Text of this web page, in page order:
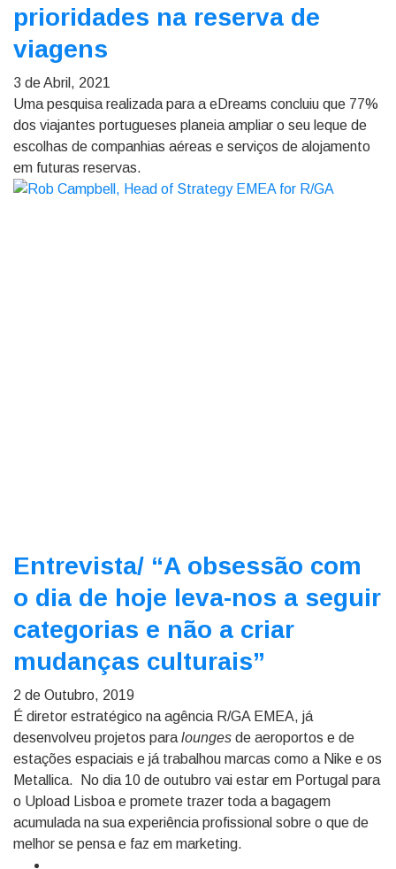
prioridades na reserva de
viagens
3 de Abril, 2021
Uma pesquisa realizada para a eDreams concluiu que 77%
dos viajantes portugueses planeia ampliar o seu leque de
escolhas de companhias aéreas e serviços de alojamento
em futuras reservas.
Entrevista/ “A obsessão com
o dia de hoje leva-nos a seguir
categorias e não a criar
mudanças culturais”
2 de Outubro, 2019
É diretor estratégico na agência R/GA EMEA, já
desenvolveu projetos para lounges de aeroportos e de
estações espaciais e já trabalhou marcas como a Nike e os
Metallica. No dia 10 de outubro vai estar em Portugal para
o Upload Lisboa e promete trazer toda a bagagem
acumulada na sua experiência profissional sobre o que de
melhor se pensa e faz em marketing.